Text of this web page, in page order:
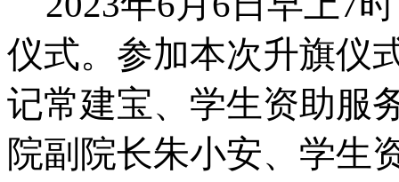
仪式。参加本次升旗仪
记常建宝、学生资助服
院副院长朱小安、学生